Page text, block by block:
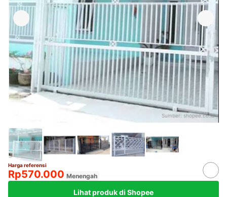
Sumber: shopee.co.id
Harga referensi
Rp570.000 Menengah
Lihat produk di Shopee